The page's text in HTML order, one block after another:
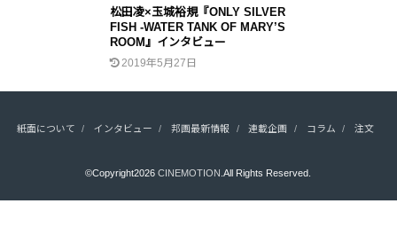
松田凌×玉城裕規『ONLY SILVER
FISH -WATER TANK OF MARY’S
ROOM』インタビュー
2019年5月27日
紙面について インタビュー 邦画最新情報 連載企画 コラム 注文
©Copyright2026CINEMOTION .All Rights Reserved.